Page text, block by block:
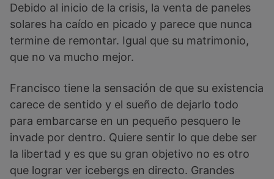
Debido al inicio de la crisis, la venta de paneles
solares ha caído en picado y parece que nunca
termine de remontar. Igual que su matrimonio,
que no va mucho mejor.
Francisco tiene la sensación de que su existencia
carece de sentido y el sueño de dejarlo todo
para embarcarse en un pequeño pesquero le
invade por dentro. Quiere sentir lo que debe ser
la libertad y es que su gran objetivo no es otro
que lograr ver icebergs en directo. Grandes